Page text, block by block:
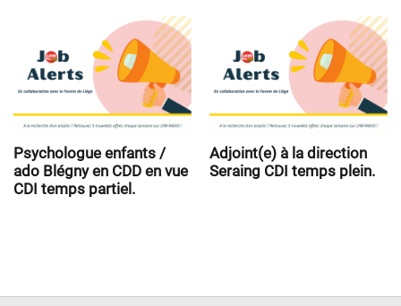
Psychologue enfants /
ado Blégny en CDD en vue
CDI temps partiel.
Adjoint(e) à la direction
Seraing CDI temps plein.